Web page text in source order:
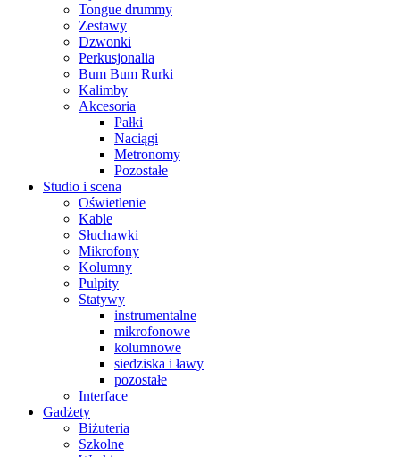
Tongue drummy
Zestawy
Dzwonki
Perkusjonalia
Bum Bum Rurki
Kalimby
Akcesoria
Pałki
Naciągi
Metronomy
Pozostałe
Studio i scena
Oświetlenie
Kable
Słuchawki
Mikrofony
Kolumny
Pulpity
Statywy
instrumentalne
mikrofonowe
kolumnowe
siedziska i ławy
pozostałe
Interface
Gadżety
Biżuteria
Szkolne